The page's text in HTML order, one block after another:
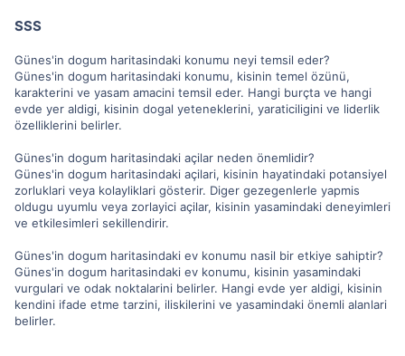
SSS
Günes'in dogum haritasindaki konumu neyi temsil eder?
Günes'in dogum haritasindaki konumu, kisinin temel özünü,
karakterini ve yasam amacini temsil eder. Hangi burçta ve hangi
evde yer aldigi, kisinin dogal yeteneklerini, yaraticiligini ve liderlik
özelliklerini belirler.
Günes'in dogum haritasindaki açilar neden önemlidir?
Günes'in dogum haritasindaki açilari, kisinin hayatindaki potansiyel
zorluklari veya kolayliklari gösterir. Diger gezegenlerle yapmis
oldugu uyumlu veya zorlayici açilar, kisinin yasamindaki deneyimleri
ve etkilesimleri sekillendirir.
Günes'in dogum haritasindaki ev konumu nasil bir etkiye sahiptir?
Günes'in dogum haritasindaki ev konumu, kisinin yasamindaki
vurgulari ve odak noktalarini belirler. Hangi evde yer aldigi, kisinin
kendini ifade etme tarzini, iliskilerini ve yasamindaki önemli alanlari
belirler.